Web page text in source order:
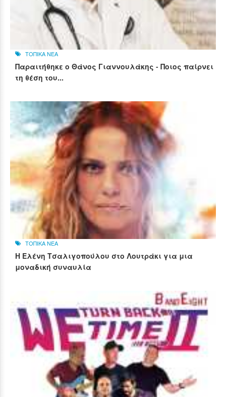
ΤΟΠΙΚΑ ΝΕΑ
Παραιτήθηκε ο Θάνος Γιαννουλάκης - Ποιος παίρνει
τη θέση του...
ΤΟΠΙΚΑ ΝΕΑ
Η Ελένη Τσαλιγοπούλου στο Λουτράκι για μια
μοναδική συναυλία